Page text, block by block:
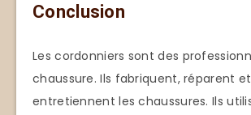
Conclusion
Les cordonniers sont des
chaussure. Ils fabriquent, réparent et
entretiennent les chaussures. Ils